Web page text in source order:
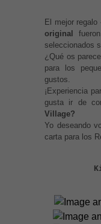
El mejor regalo
original
seleccionados
¿Qué os
para los
gustos.
¡Experiencia
gusta ir de
Village?
Yo deseando
carta para los